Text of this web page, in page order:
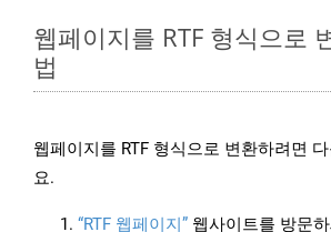
웹페이지를 RTF 형식으로
법
웹페이지를 RTF 형식으로 변환하려면
요.
“RTF 웹페이지” 웹사이트를 방문